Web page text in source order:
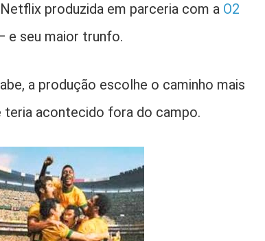
produzida em parceria com a O2
e seu maior trunfo.
a produção escolhe o caminho mais
acontecido fora do campo.